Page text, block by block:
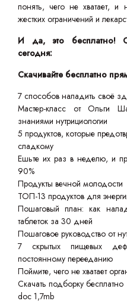
понять, чего не хватает,
жестких ограничений и
И да, это бесплатно!
сегодня:
Скачивайте бесплатно
7 способов наладить своё
Мастер-класс от Ольги
знаниями нутрициологии
5 продуктов, которые
сладкому
Ешьте их раз в неделю, и
90%
Продукты вечной молодости
ТОП-13 продуктов для
Пошаговый план: как
таблеток за 30 дней
Пошаговое руководство от
7 скрытых пищевых
постоянному перееданию
Поймите, чего не хватает
Скачать подборку бесплатно
doc 1,7mb